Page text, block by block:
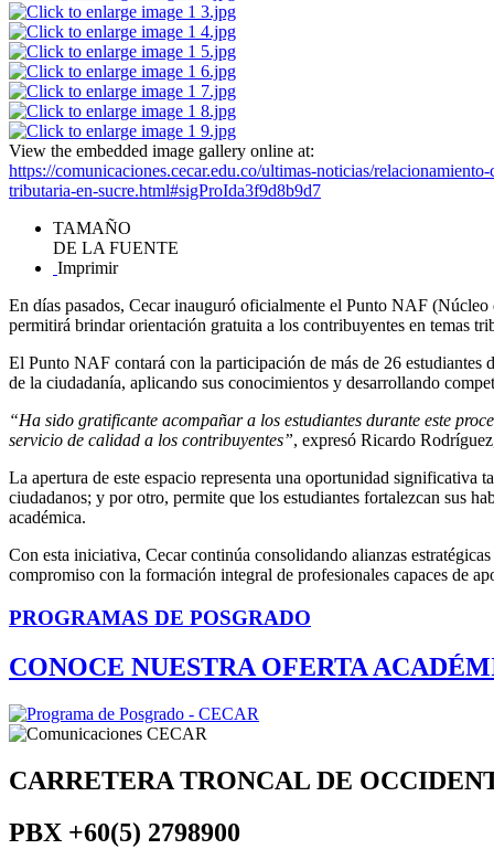
View the embedded image gallery online at:
https://comunicaciones.cecar.edu.co/ultimas-noticias/
tributaria-en-sucre.html#sigProIda3f9d8b9d7
TAMAÑO
DE LA FUENTE
Imprimir
En días pasados, Cecar inauguró oficialmente el Punto NAF
permitirá brindar orientación gratuita a los contribuyentes en temas
El Punto NAF contará con la participación de más de 26 estudiantes
de la ciudadanía, aplicando sus conocimientos y desarrollando
“Ha sido gratificante acompañar a los estudiantes durante este
servicio de calidad a los contribuyentes”, expresó Ricardo
La apertura de este espacio representa una oportunidad
ciudadanos; y por otro, permite que los estudiantes fortalezcan sus
académica.
Con esta iniciativa, Cecar continúa consolidando alianzas
compromiso con la formación integral de profesionales capaces de
PROGRAMAS DE POSGRADO
CONOCE NUESTRA OFERTA
CARRETERA TRONCAL DE
PBX +60(5) 2798900